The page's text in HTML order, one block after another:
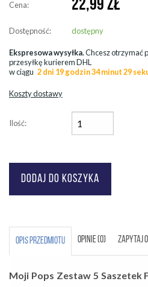
Cena: 22,99 ZŁ
Dostępność: dostępny
Ekspresowa wysyłka.Chcesz otrzymać
przesyłkę kurierem DHL
w ciągu 2 dni 19 godzin 34 minut 29
Koszty dostawy
Ilość:
OPIS PRZEDMIOTU OPINIE (0) ZAPYTAJ O
Moji Pops Zestaw 5 Saszetek